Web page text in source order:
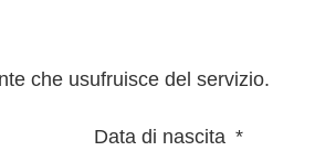
che usufruisce del servizio.
Data di nascita